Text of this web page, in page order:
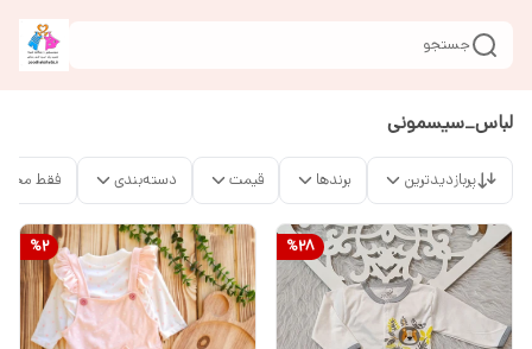
جستجو
لباس_سیسمونی
پربازدیدترین برندها قیمت دسته‌بندی فقط
%28
%2